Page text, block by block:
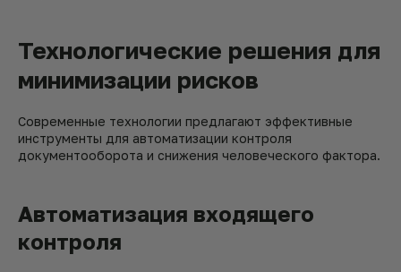
Технологические решения для
минимизации рисков
Современные технологии предлагают эффективные
инструменты для автоматизации контроля
документооборота и снижения человеческого фактора.
Автоматизация входящего
контроля